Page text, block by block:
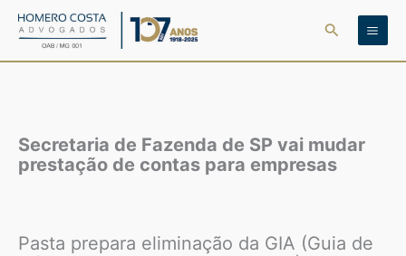
para
Pesquisar
Secretaria de Fazenda de SP vai mudar
prestação de contas para empresas
Pasta prepara eliminação da GIA (Guia de